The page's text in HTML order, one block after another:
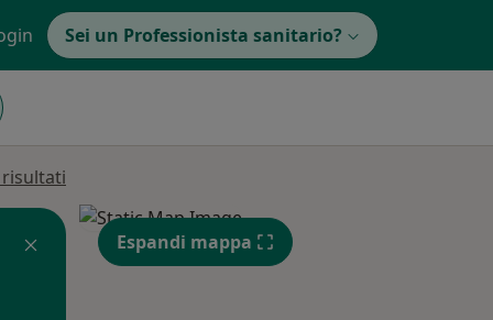
Sei un Professionista sanitario?
Espandi mappa